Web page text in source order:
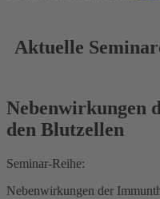
Aktuelle
Nebenwirkungen
den Blutzellen
Seminar-Reihe:
Nebenwirkungen der